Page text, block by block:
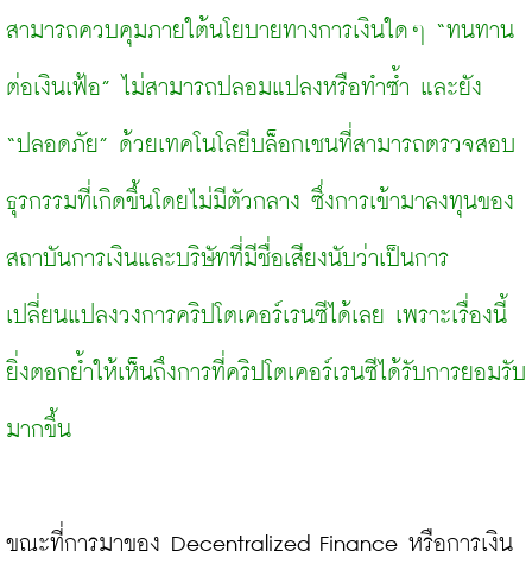
สามารถควบคุมภายใต้นโยบายทางการเงินใดๆ “ทนทาน
ต่อเงินเฟ้อ” ไม่สามารถปลอมแปลงหรือทำซ้ำ และยัง
“ปลอดภัย” ด้วยเทคโนโลยีบล็อกเชนที่สามารถตรวจสอบ
ธุรกรรมที่เกิดขึ้นโดยไม่มีตัวกลาง ซึ่งการเข้ามาลงทุนของ
สถาบันการเงินและบริษัทที่มีชื่อเสียงนับว่าเป็นการ
เปลี่ยนแปลงวงการคริปโตเคอร์เรนซีได้เลย เพราะเรื่องนี้
ยิ่งตอกย้ำให้เห็นถึงการที่คริปโตเคอร์เรนซีได้รับการยอมรับ
มากขึ้น
ขณะที่การมาของ Decentralized Finance หรือการเงิน